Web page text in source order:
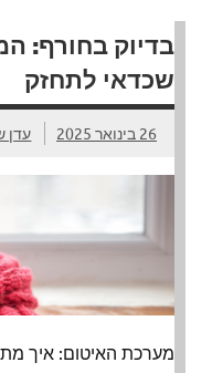
בדיוק בחורף:
שכדאי לתחזק
26 בינואר 2025 עדן
מערכת האיטום: איך